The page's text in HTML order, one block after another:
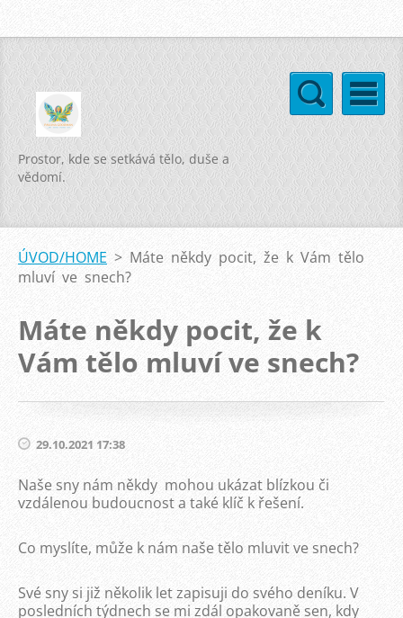
Prostor, kde se setkává tělo, duše a
vědomí.
ÚVOD/HOME > Máte někdy pocit, že k Vám tělo
mluví ve snech?
Máte někdy pocit, že k
Vám tělo mluví ve snech?
29.10.2021 17:38
Naše sny nám někdy mohou ukázat blízkou či
vzdálenou budoucnost a také klíč k řešení.
Co myslíte, může k nám naše tělo mluvit ve snech?
Své sny si již několik let zapisuji do svého deníku. V
posledních týdnech se mi zdál opakovaně sen, kdy